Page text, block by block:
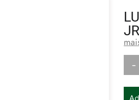
-